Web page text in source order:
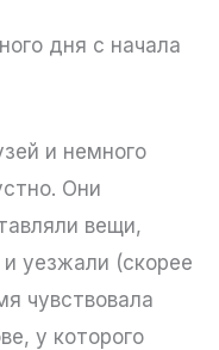
дня с начала
и немного
Они
вещи,
уезжали (скорее
чувствовала
у которого